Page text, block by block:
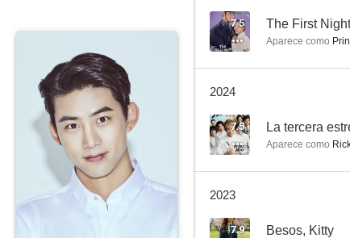
7.5 The First
Aparece como
2024
7.5 La tercera
Aparece como
2023
7.9 Besos, Kitty